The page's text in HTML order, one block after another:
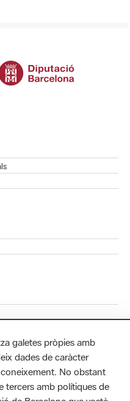
galetes pròpies amb
dades de caràcter
coneixement. No obstant
tercers amb polítiques de